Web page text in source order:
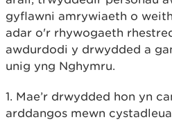
gyflawni amrywiaeth o
adar o'r rhywogaeth
awdurdodi y drwydded a
unig yng Nghymru.
1. Mae’r drwydded hon yn
arddangos mewn